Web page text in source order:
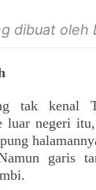
dibuat oleh
tak kenal
negeri
garis